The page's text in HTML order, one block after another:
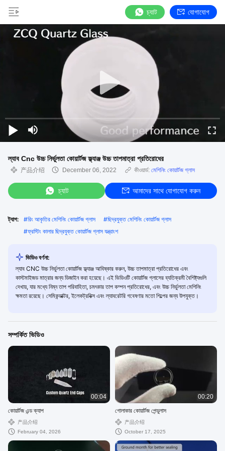
চ্যাট যোগাযোগ
ল্যাব Cnc উচ্চ নির্ভুলতা কোয়ার্টজ ফ্ল্যাঞ্জ উচ্চ তাপমাত্রা প্রতিরোধের
产品介绍 December 06, 2022 কীওয়ার্ড: মেশিনিং কোয়ার্টজ গ্লাস
চ্যাট আমাদের সাথে যোগাযোগ করুন
ট্যাগ: #রিং আকৃতির মেশিনিং কোয়ার্টজ গ্লাস #ছিদ্রযুক্ত মেশিনিং কোয়ার্টজ গ্লাস
#ফ্রস্টিং কালার ছিদ্রযুক্ত কোয়ার্টজ গ্লাস যন্ত্রাংশ
ভিডিও বর্ণনা:
ল্যাব CNC উচ্চ নির্ভুলতা কোয়ার্টজ ফ্ল্যাঞ্জ আবিষ্কার করুন, উচ্চ তাপমাত্রা প্রতিরোধের এবং
কাস্টমাইজড মাত্রার জন্য ডিজাইন করা হয়েছে। এই ভিডিওটি কোয়ার্টজ গ্লাসের ব্যতিক্রমী বৈশিষ্ট্যগুলি
দেখায়, যার মধ্যে নিম্ন তাপ পরিবাহিতা, চমৎকার তাপ কম্পন প্রতিরোধের, এবং উচ্চ নির্ভুলতা মেশিনিং
ক্ষমতা রয়েছে। সেমিকন্ডাক্টর, ইলেকট্রনিক্স এবং ল্যাবরেটরি গবেষণার মতো শিল্পের জন্য উপযুক্ত।
সম্পর্কিত ভিডিও
00:04
কোয়ার্টজ এন্ড ক্যাপ
产品介绍
February 04, 2026
00:20
গোলাকার কোয়ার্টজ পেন্ডুলাস
产品介绍
October 17, 2025